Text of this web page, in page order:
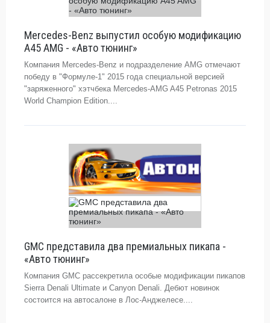
Mercedes-Benz выпустил особую модификацию
A45 AMG - «Авто тюнинг»
Компания Mercedes-Benz и подразделение AMG отмечают
победу в "Формуле-1" 2015 года специальной версией
"заряженного" хэтчбека Mercedes-AMG A45 Petronas 2015
World Champion Edition....
GMC представила два премиальных пикапа -
«Авто тюнинг»
Компания GMC рассекретила особые модификации пикапов
Sierra Denali Ultimate и Canyon Denali. Дебют новинок
состоится на автосалоне в Лос-Анджелесе....